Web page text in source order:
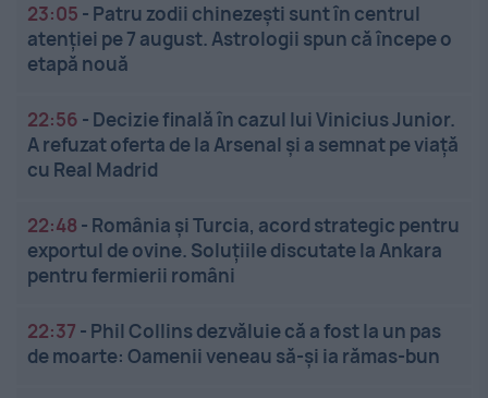
23:05 - Patru zodii chinezești sunt în centrul
atenției pe 7 august. Astrologii spun că începe o
etapă nouă
22:56 - Decizie finală în cazul lui Vinicius Junior.
A refuzat oferta de la Arsenal și a semnat pe viață
cu Real Madrid
22:48 - România și Turcia, acord strategic pentru
exportul de ovine. Soluțiile discutate la Ankara
pentru fermierii români
22:37 - Phil Collins dezvăluie că a fost la un pas
de moarte: Oamenii veneau să-și ia rămas-bun